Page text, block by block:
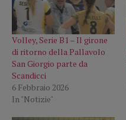
Volley, Serie B1 – Il girone
di ritorno della Pallavolo
San Giorgio parte da
Scandicci
6 Febbraio 2026
In "Notizie"